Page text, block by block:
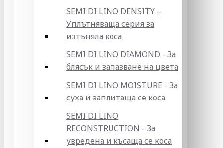
SEMI DI LINO DENSITY –
Уплътняваща серия за
изтъняла коса
SEMI DI LINO DIAMOND - За
блясък и запазване на цвета
SEMI DI LINO MOISTURE - За
суха и заплитаща се коса
SEMI DI LINO
RECONSTRUCTION - За
увредена и късаща се коса